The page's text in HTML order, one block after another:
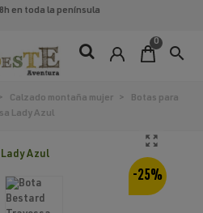
en toda la península
0
search
Calzado montaña mujer >
Botas para
Lady Azul
-25%